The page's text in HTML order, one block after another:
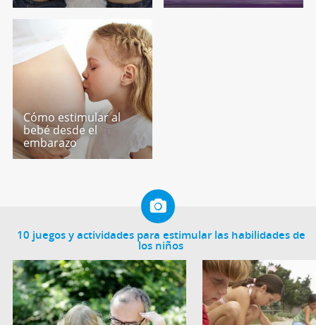
Cómo estimular al
bebé desde el
embarazo
10 juegos y actividades para estimular las habilidades de
los niños